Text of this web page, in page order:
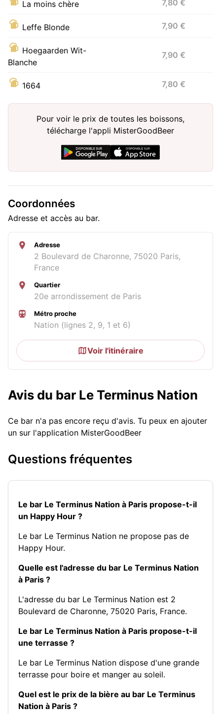
La moins chère 7,80 €
Leffe Blonde 7,90 €
Hoegaarden Wit-
Blanche
7,90 €
1664 7,80 €
Pour voir le prix de toutes les boissons,
télécharge l'appli MisterGoodBeer
Coordonnées
Adresse et accès au bar.
Adresse
2 Boulevard de Charonne, 75020 Paris,
France
Quartier
20e arrondissement de Paris
Métro proche
Nation (lignes 2, 9, 1 et 6)
Voir l'itinéraire
Avis du bar Le Terminus Nation
Ce bar n'a pas encore reçu d'avis. Tu peux en ajouter
un sur l'application MisterGoodBeer
Questions fréquentes
Le bar Le Terminus Nation à Paris propose-t-il
un Happy Hour ?
Le bar Le Terminus Nation ne propose pas de
Happy Hour.
Quelle est l'adresse du bar Le Terminus Nation
à Paris ?
L'adresse du bar Le Terminus Nation est 2
Boulevard de Charonne, 75020 Paris, France.
Le bar Le Terminus Nation à Paris propose-t-il
une terrasse ?
Le bar Le Terminus Nation dispose d'une grande
terrasse pour boire et manger au soleil.
Quel est le prix de la bière au bar Le Terminus
Nation à Paris ?